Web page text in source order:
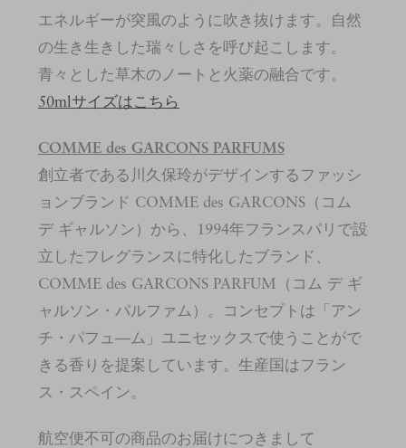
エネルギーが突風のように吹き抜けます。自然
の生き生きした瑞々しさを呼び起こします。
青々とした草木のノートと火薬の融合です。
50mlサイズはこちら
COMME des GARCONS PARFUMS
創立者である川久保玲がデザインするファッシ
ョンブランド COMME des GARCONS（コム
デ ギャルソン）から、1994年フランスパリで設
立したフレグランスに特化したブランド、
COMME des GARCONS PARFUM（コム デ ギ
ャルソン・パルファム）。コンセプトは「アン
チ・パフュ—ム」ユニセックスで使うことがで
きる香りを提案しています。生産国はフラン
ス・スペイン。
航空便不可の商品のお届けにつきまして